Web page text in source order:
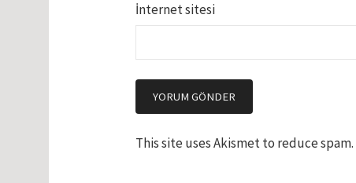
İnternet sitesi
This site uses Akismet to reduce spam.